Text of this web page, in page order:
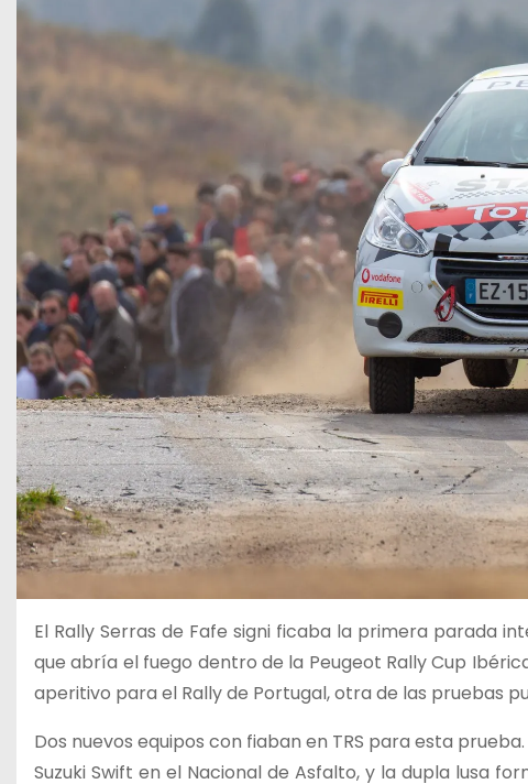
El Rally Serras de Fafe signi ficaba la primera parada
que abría el fuego dentro de la Peugeot Rally Cup
aperitivo para el Rally de Portugal, otra de las pruebas
Dos nuevos equipos con fiaban en TRS para esta
Suzuki Swift en el Nacional de Asfalto, y la dupla lusa